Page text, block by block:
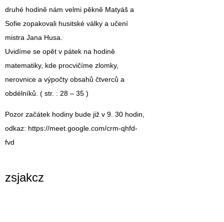
druhé hodině nám velmi pěkně Matyáš a
Sofie zopakovali husitské války a učení
mistra Jana Husa.
Uvidíme se opět v pátek na hodině
matematiky, kde procvičíme zlomky,
nerovnice a výpočty obsahů čtverců a
obdélníků. ( str. : 28 – 35 )
Pozor začátek hodiny bude již v 9. 30 hodin,
odkaz: https://meet.google.com/crm-qhfd-
fvd
zsjakcz